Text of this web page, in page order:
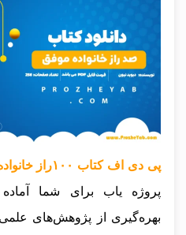
پی دی اف کتاب ۱۰۰راز خانواده موفق دیوید نیون
پروژه یاب برای شما
بهره‌گیری از پژوهش‌های علمی